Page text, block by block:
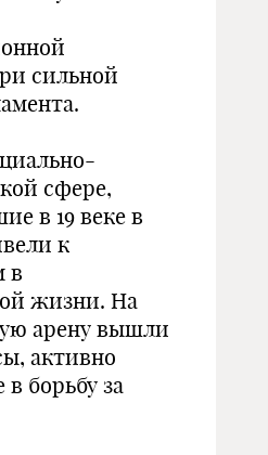
сильной
сфере,
в 19 веке в
к
в
жизни. На
арену вышли
активно
борьбу за